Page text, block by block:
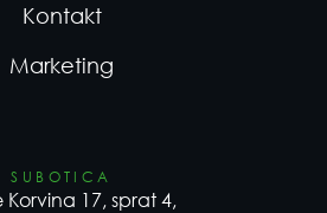
Kontakt
Marketing
SUBOTICA
Korvina 17, sprat 4,